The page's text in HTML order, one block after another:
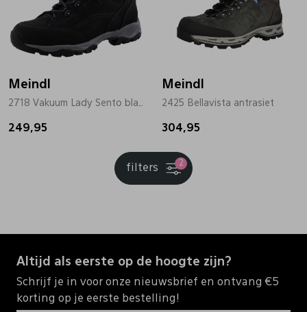
Meindl
249,95
Meindl
2425 Bellavista antrasiet
304,95
2
filters
Altijd als eerste op de hoogte zijn?
Schrijf je in voor onze nieuwsbrief en ontvang €5
korting op je eerste bestelling!